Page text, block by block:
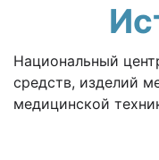
Национальный
средств, изделий
медицинской